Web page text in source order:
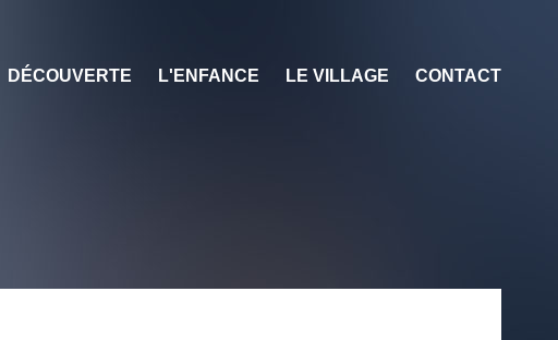
DÉCOUVERTE L'ENFANCE LE VILLAGE CONTACT